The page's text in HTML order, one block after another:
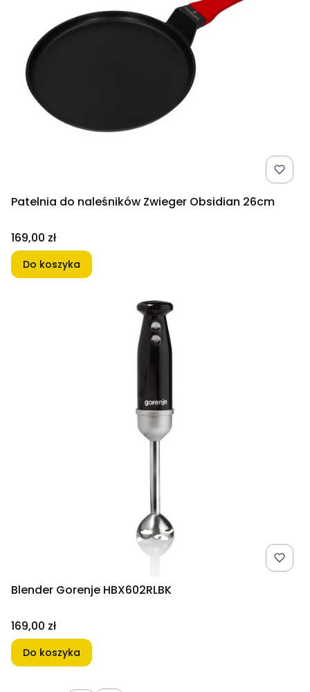
Patelnia do naleśników Zwieger Obsidian 26cm
Cena
169,00 zł
Do koszyka
Blender Gorenje HBX602RLBK
Cena
169,00 zł
Do koszyka